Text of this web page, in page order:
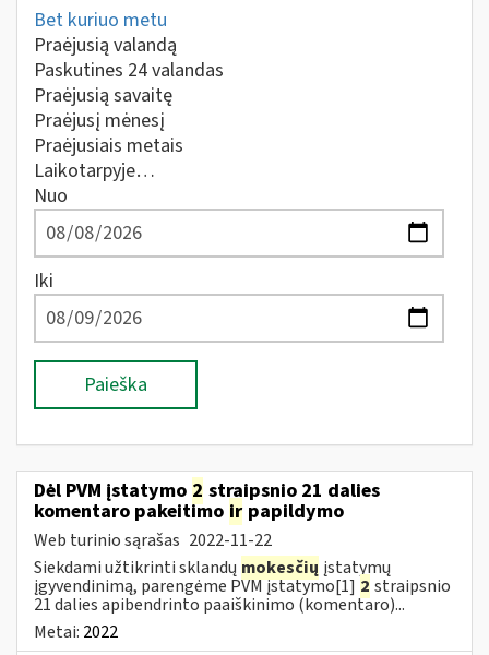
Bet kuriuo metu
Praėjusią valandą
Paskutines 24 valandas
Praėjusią savaitę
Praėjusį mėnesį
Praėjusiais metais
Laikotarpyje…
Nuo
Iki
Paieška
Dėl PVM įstatymo 2 straipsnio 21 dalies
komentaro pakeitimo ir papildymo
Web turinio sąrašas 2022-11-22
Siekdami užtikrinti sklandų mokesčių įstatymų
įgyvendinimą, parengėme PVM įstatymo[1] 2 straipsnio
21 dalies apibendrinto paaiškinimo (komentaro)...
Metai: 2022